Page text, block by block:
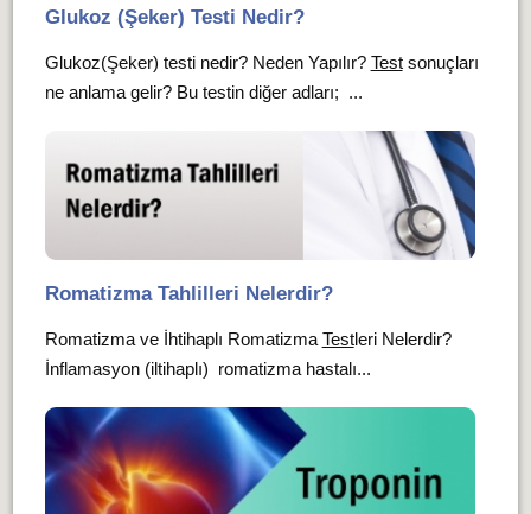
Glukoz (Şeker) Testi Nedir?
Glukoz(Şeker) testi nedir? Neden Yapılır? Testsonuçları
ne anlama gelir? Bu testin diğer adları; ...
Romatizma Tahlilleri Nelerdir?
Romatizma ve İhtihaplı Romatizma Testleri Nelerdir?
İnflamasyon (iltihaplı) romatizma hastalı...